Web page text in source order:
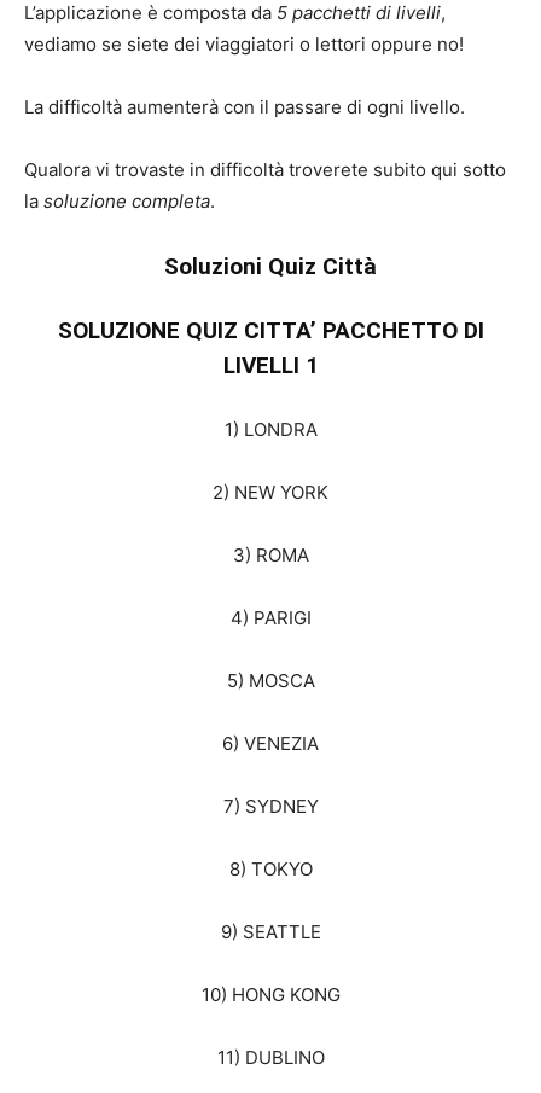
L’applicazione è composta da 5 pacchetti di livelli,
vediamo se siete dei viaggiatori o lettori oppure no!
La difficoltà aumenterà con il passare di ogni livello.
Qualora vi trovaste in difficoltà troverete subito qui sotto
la soluzione completa.
Soluzioni Quiz Città
SOLUZIONE QUIZ CITTA’ PACCHETTO DI
LIVELLI 1
1) LONDRA
2) NEW YORK
3) ROMA
4) PARIGI
5) MOSCA
6) VENEZIA
7) SYDNEY
8) TOKYO
9) SEATTLE
10) HONG KONG
11) DUBLINO